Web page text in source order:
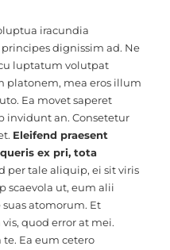
iracundia
dignissim ad. Ne
luptatum volutpat
platonem, mea eros illum
Ea movet saperet
invidunt an. Consetetur
Eleifend praesent
ex pri, tota
per tale aliquip, ei sit viris
scaevola ut, eum alii
atomorum. Et
quod error at mei.
Ea eum cetero